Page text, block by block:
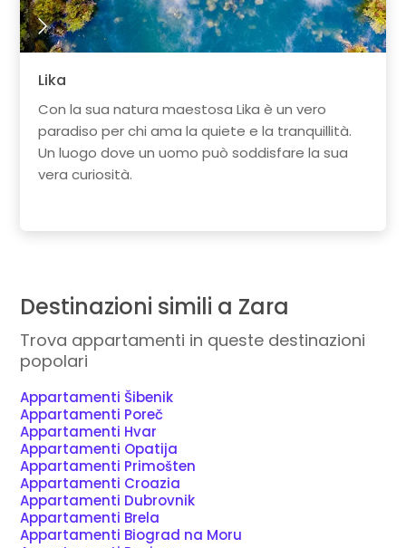
Lika
Con la sua natura maestosa Lika è un vero
paradiso per chi ama la quiete e la tranquillità.
Un luogo dove un uomo può soddisfare la sua
vera curiosità.
Destinazioni simili a Zara
Trova appartamenti in queste destinazioni
popolari
Appartamenti Šibenik
Appartamenti Poreč
Appartamenti Hvar
Appartamenti Opatija
Appartamenti Primošten
Appartamenti Croazia
Appartamenti Dubrovnik
Appartamenti Brela
Appartamenti Biograd na Moru